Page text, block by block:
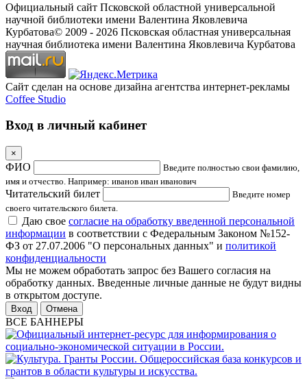
Официальный сайт Псковской областной универсальной
научной библиотеки имени Валентина Яковлевича
Курбатова© 2009 - 2026 Псковская областная универсальная
научная библиотека имени Валентина Яковлевича Курбатова
Сайт сделан на основе дизайна агентства интернет-рекламы
Coffee Studio
Вход в личный кабинет
×
ФИО
Введите полностью свои фамилию,
имя и отчество. Например: иванов иван иванович
Читательский билет
Введите номер
своего читательского билета.
Даю свое согласие на обработку введенной персональной
информации в соответствии с Федеральным Законом №152-
ФЗ от 27.07.2006 "О персональных данных" и политикой
конфиденциальности
Мы не можем обработать запрос без Вашего согласия на
обработку данных. Введенные личные данные не будут видны
в открытом доступе.
Отмена
ВСЕ БАННЕРЫ